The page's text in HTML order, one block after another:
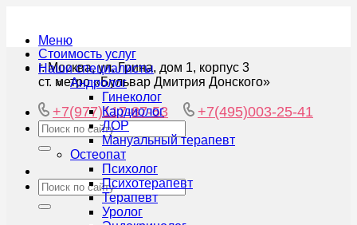
Меню
г. Москва, ул. Грина, дом 1, корпус 3
ст. метро «Бульвар Дмитрия Донского»
+7(977)117-87-53 +7(495)003-25-41
Стоимость услуг
Наши специалисты
Андролог
Гинеколог
Кардиолог
ЛОР
Мануальный терапевт
Остеопат
Психолог
Психотерапевт
Терапевт
Уролог